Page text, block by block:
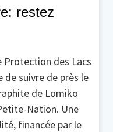
restez
Protection des Lacs
suivre de près le
de Lomiko
Nation. Une
financée par le